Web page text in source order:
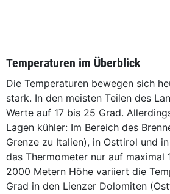
Temperaturen im Überblick
Die Temperaturen bewegen sich
stark. In den meisten Teilen des
Werte auf 17 bis 25 Grad.
Lagen kühler: Im Bereich des
Grenze zu Italien), in Osttirol und
das Thermometer nur auf maximal
2000 Metern Höhe variiert die
Grad in den Lienzer Dolomiten